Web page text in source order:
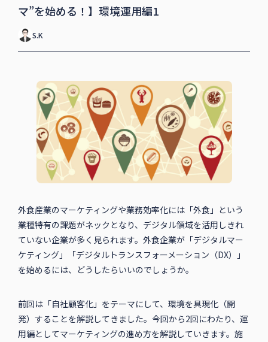
マ”を始める！】環境運用編1
S.K
外食産業のマーケティングや業務効率化には「外食」という
業種特有の課題がネックとなり、デジタル領域を活用しきれ
ていない企業が多く見られます。外食企業が「デジタルマー
ケティング」「デジタルトランスフォーメーション（DX）」
を始めるには、どうしたらいいのでしょうか。
前回は「自社顧客化」をテーマにして、環境を具現化（開
発）することを解説してきました。今回から2回にわたり、運
用編としてマーケティングの進め方を解説していきます。施